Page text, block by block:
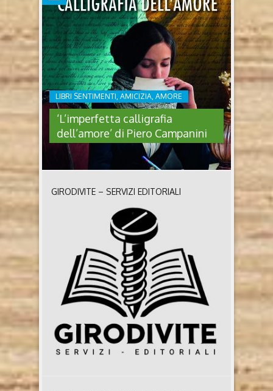
LIBRI SENTIMENTI, AMICIZIA, AMORE
‘L’imperfetta calligrafia
dell’amore’ di Piero Campanini
‘L’IMPERFETTA CALLIGRAFIA
DELL’AMORE’ DI PIERO
L’imperfetta calligrafia dell’amore di Piero Campanini
(Independently published, 2024) Chi è l’autore Nato
a Milano nel 1954, si diploma in arte all’Accademia
di Brera. Il suo primo impiego è come disegnatore di
fumetti in un piccolo studio che realizzava tavole per
editori dell’epoca. Segue il lavoro nel campo
dell’advertising, collaborando con i migliori brand
del ..
GIRODIVITE – SERVIZI EDITORIALI